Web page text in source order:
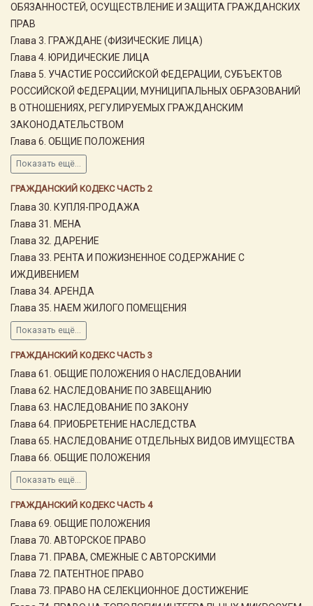
ОБЯЗАННОСТЕЙ, ОСУЩЕСТВЛЕНИЕ И ЗАЩИТА ГРАЖДАНСКИХ
ПРАВ
Глава 3. ГРАЖДАНЕ (ФИЗИЧЕСКИЕ ЛИЦА)
Глава 4. ЮРИДИЧЕСКИЕ ЛИЦА
Глава 5. УЧАСТИЕ РОССИЙСКОЙ ФЕДЕРАЦИИ, СУБЪЕКТОВ
РОССИЙСКОЙ ФЕДЕРАЦИИ, МУНИЦИПАЛЬНЫХ ОБРАЗОВАНИЙ
В ОТНОШЕНИЯХ, РЕГУЛИРУЕМЫХ ГРАЖДАНСКИМ
ЗАКОНОДАТЕЛЬСТВОМ
Глава 6. ОБЩИЕ ПОЛОЖЕНИЯ
Показать ещё...
ГРАЖДАНСКИЙ КОДЕКС ЧАСТЬ 2
Глава 30. КУПЛЯ-ПРОДАЖА
Глава 31. МЕНА
Глава 32. ДАРЕНИЕ
Глава 33. РЕНТА И ПОЖИЗНЕННОЕ СОДЕРЖАНИЕ С
ИЖДИВЕНИЕМ
Глава 34. АРЕНДА
Глава 35. НАЕМ ЖИЛОГО ПОМЕЩЕНИЯ
Показать ещё...
ГРАЖДАНСКИЙ КОДЕКС ЧАСТЬ 3
Глава 61. ОБЩИЕ ПОЛОЖЕНИЯ О НАСЛЕДОВАНИИ
Глава 62. НАСЛЕДОВАНИЕ ПО ЗАВЕЩАНИЮ
Глава 63. НАСЛЕДОВАНИЕ ПО ЗАКОНУ
Глава 64. ПРИОБРЕТЕНИЕ НАСЛЕДСТВА
Глава 65. НАСЛЕДОВАНИЕ ОТДЕЛЬНЫХ ВИДОВ ИМУЩЕСТВА
Глава 66. ОБЩИЕ ПОЛОЖЕНИЯ
Показать ещё...
ГРАЖДАНСКИЙ КОДЕКС ЧАСТЬ 4
Глава 69. ОБЩИЕ ПОЛОЖЕНИЯ
Глава 70. АВТОРСКОЕ ПРАВО
Глава 71. ПРАВА, СМЕЖНЫЕ С АВТОРСКИМИ
Глава 72. ПАТЕНТНОЕ ПРАВО
Глава 73. ПРАВО НА СЕЛЕКЦИОННОЕ ДОСТИЖЕНИЕ